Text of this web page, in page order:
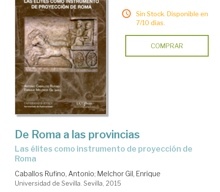
Sin Stock. Disponible en
7/10 días.
COMPRAR
De Roma a las provincias
las élites como instrumento de proyección de
Roma
Caballos Rufino, Antonio; Melchor Gil, Enrique
Universidad de Sevilla. Sevilla, 2015